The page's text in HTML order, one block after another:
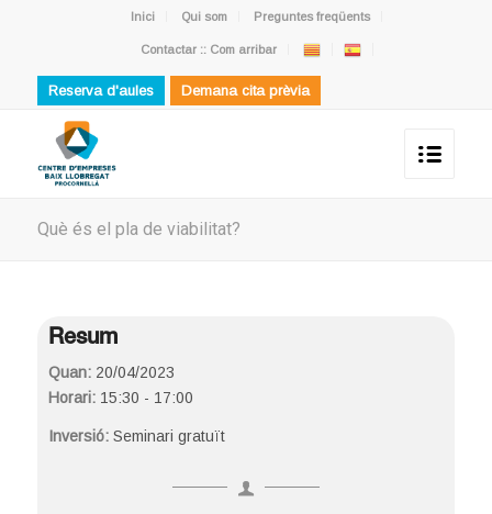
Inici Qui som Preguntes freqüents
Contactar :: Com arribar
Reserva d'aules Demana cita prèvia
Què és el pla de viabilitat?
Resum
Quan:20/04/2023
Horari:15:30 - 17:00
Inversió: Seminari gratuït